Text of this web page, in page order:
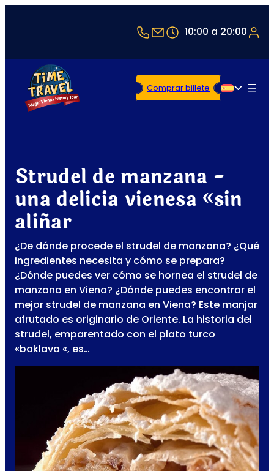
+43 1 5321514
office@timetravel-
10:00 a 20:00
Español
Comprar billete
Strudel de manzana -
una delicia vienesa «sin
aliñar
¿De dónde procede el strudel de manzana? ¿Qué
ingredientes necesita y cómo se prepara?
¿Dónde puedes ver cómo se hornea el strudel de
manzana en Viena? ¿Dónde puedes encontrar el
mejor strudel de manzana en Viena? Este manjar
afrutado es originario de Oriente. La historia del
strudel, emparentado con el plato turco
«baklava «, es…